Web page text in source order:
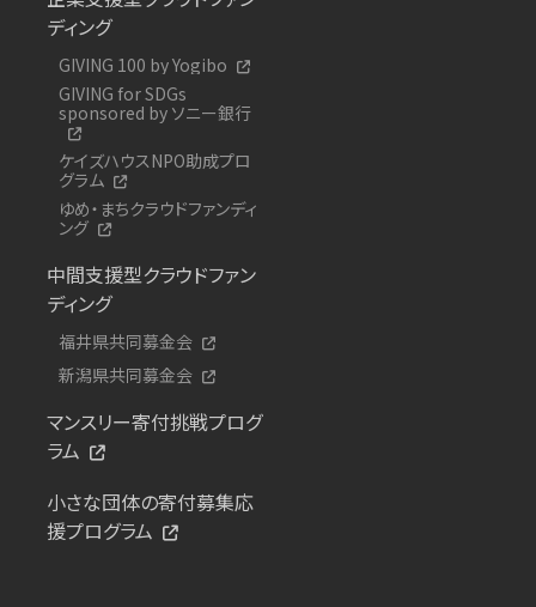
ディング
GIVING 100 by Yogibo
GIVING for SDGs
sponsored by ソニー銀行
ケイズハウスNPO助成プロ
グラム
ゆめ・まちクラウドファンディ
ング
中間支援型クラウドファン
ディング
福井県共同募金会
新潟県共同募金会
マンスリー寄付挑戦プログ
ラム
小さな団体の寄付募集応
援プログラム